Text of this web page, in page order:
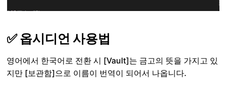
✅ 옵시디언 사용법
영어에서 한국어로 전환 시 [Vault]는 금고의 뜻을 가지고 있
지만 [보관함]으로 이름이 번역이 되어서 나옵니다.